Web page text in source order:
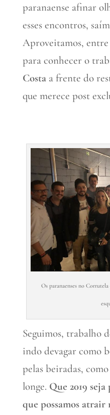
paranaense afinar
esses encontros,
Aproveitamos,
para conhecer o
Costaa frente do
que merece post
Os paranaenses no
Seguimos, trabalho
indo devagar como
pelas beiradas,
longe. Que 2019
que possamos atrair